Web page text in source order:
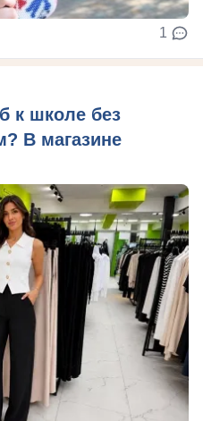
1
к школе без
В магазине